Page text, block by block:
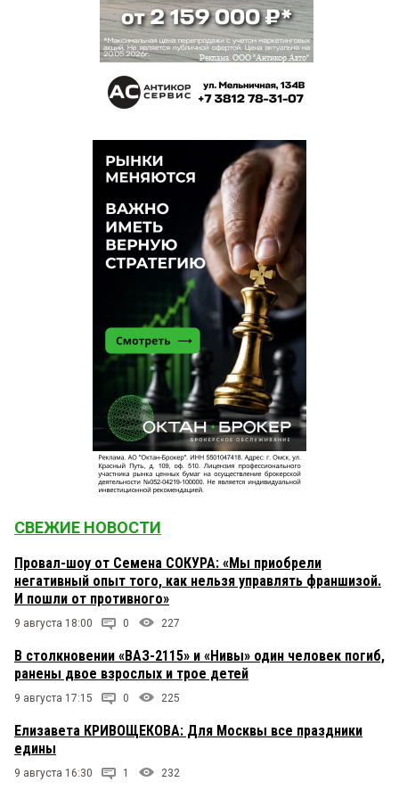
СВЕЖИЕ НОВОСТИ
Провал-шоу от Семена СОКУРА: «Мы приобрели
негативный опыт того, как нельзя управлять франшизой.
И пошли от противного»
9 августа 18:00 0 227
В столкновении «ВАЗ-2115» и «Нивы» один человек погиб,
ранены двое взрослых и трое детей
9 августа 17:15 0 225
Елизавета КРИВОЩЕКОВА: Для Москвы все праздники
едины
9 августа 16:30 1 232